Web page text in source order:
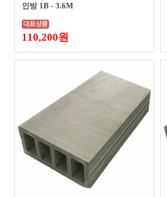
인방 1B - 3.6M
110,200원